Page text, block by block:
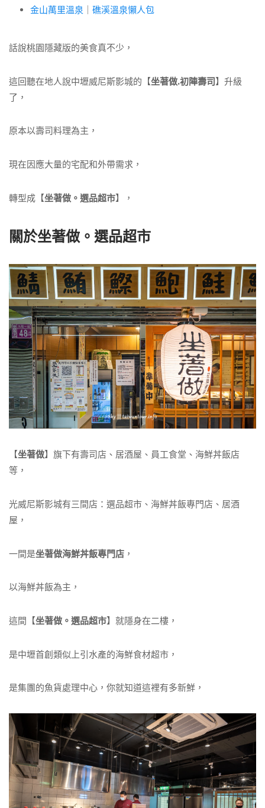
金山萬里溫泉
礁溪溫泉懶人包
話說桃園隱藏版的美食真不少，
這回聽在地人說中壢威尼斯影城的【坐著做.初陣壽司】升級
了，
原本以壽司料理為主，
現在因應大量的宅配和外帶需求，
轉型成【坐著做。選品超市】，
關於坐著做。選品超市
【坐著做】旗下有壽司店、居酒屋、員工食堂、海鮮丼飯店
等，
光威尼斯影城有三間店：選品超市、海鮮丼飯專門店、居酒
屋，
一間是坐著做海鮮丼飯專門店 ，
以海鮮丼飯為主，
這間【坐著做。選品超市】就隱身在二樓，
是中壢首創類似上引水產的海鮮食材超市，
是集團的魚貨處理中心，你就知道這裡有多新鮮，